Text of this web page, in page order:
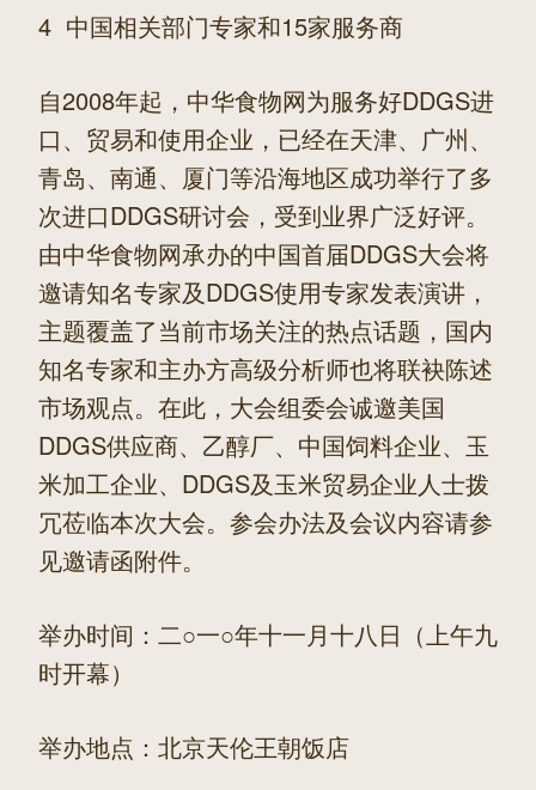
4 中国相关部门专家和15家服务商
自2008年起，中华食物网为服务好DDGS进
口、贸易和使用企业，已经在天津、广州、
青岛、南通、厦门等沿海地区成功举行了多
次进口DDGS研讨会，受到业界广泛好评。
由中华食物网承办的中国首届DDGS大会将
邀请知名专家及DDGS使用专家发表演讲，
主题覆盖了当前市场关注的热点话题，国内
知名专家和主办方高级分析师也将联袂陈述
市场观点。在此，大会组委会诚邀美国
DDGS供应商、乙醇厂、中国饲料企业、玉
米加工企业、DDGS及玉米贸易企业人士拨
冗莅临本次大会。参会办法及会议内容请参
见邀请函附件。
举办时间：二○一○年十一月十八日（上午九
时开幕）
举办地点：北京天伦王朝饭店